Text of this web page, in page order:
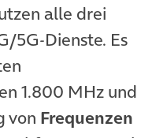
alle drei
5G-Dienste. Es
1.800 MHz und
von Frequenzen